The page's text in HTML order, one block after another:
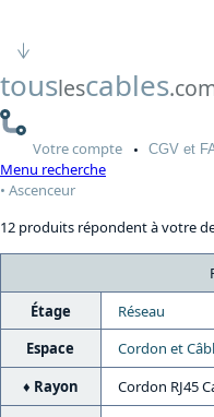
touslescables
Votrecompte CGV et
Menu recherche
Ascenceur
12 produits répondent à votre
Étage
Réseau
Espace
Cordon et
Rayon
Cordon RJ45